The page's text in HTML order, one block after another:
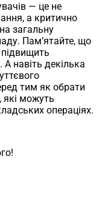
— це не
а критично
загальну
Пам’ятайте, що
підвищить
навіть декілька
тим як обрати
які можуть
операціях.